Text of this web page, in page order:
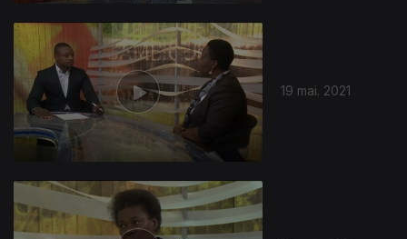
19 mai. 2021